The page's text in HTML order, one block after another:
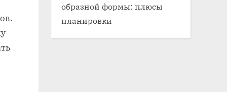
образной формы: плюсы
планировки